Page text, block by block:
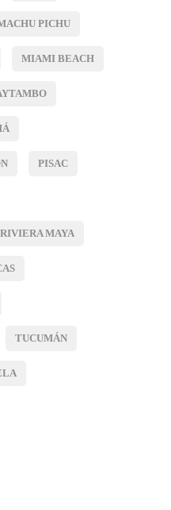
PICHU
MIAMI BEACH
PISAC
RIVIERA MAYA
TUCUMÁN